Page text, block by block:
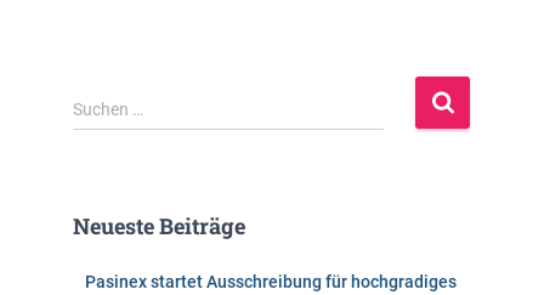
S
u
n
Suchen …
Neueste Beiträge
Pasinex startet Ausschreibung für hochgradiges